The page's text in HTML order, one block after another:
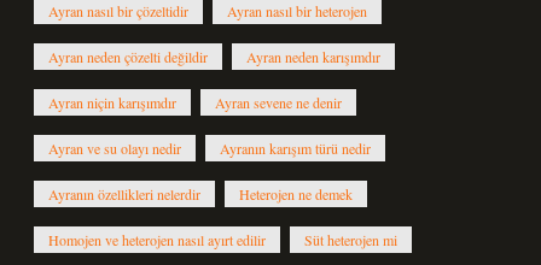
Ayran nasıl bir çözeltidir Ayran nasıl bir heterojen
Ayran neden çözelti değildir Ayran neden karışımdır
Ayran niçin karışımdır Ayran sevene ne denir
Ayran ve su olayı nedir Ayranın karışım türü nedir
Ayranın özellikleri nelerdir Heterojen ne demek
Homojen ve heterojen nasıl ayırt edilir Süt heterojen mi